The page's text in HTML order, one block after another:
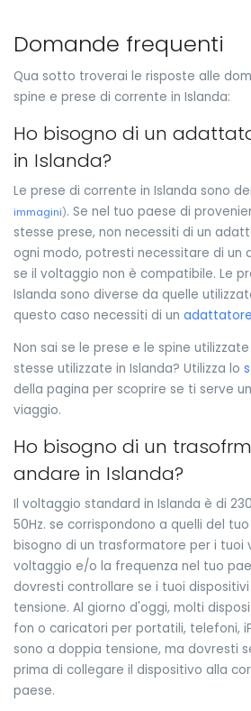
Domande frequenti
Qua sotto troverai le risposte alle
spine e prese di corrente in Islanda:
Ho bisogno di un
in Islanda?
Le prese di corrente in Islanda sono
immagini). Se nel tuo paese di
stesse prese, non necessiti di un
ogni modo, potresti necessitare di
se il voltaggio non è compatibile. Le
Islanda sono diverse da quelle
questo caso necessiti di un
Non sai se le prese e le spine
stesse utilizzate in Islanda? Utilizza lo
della pagina per scoprire se ti serve
viaggio.
Ho bisogno di un
andare in Islanda?
Il voltaggio standard in Islanda è di
50Hz. se corrispondono a quelli del
bisogno di un trasformatore per i tuoi
voltaggio e/o la frequenza nel tuo
dovresti controllare se i tuoi
tensione. Al giorno d'oggi, molti
fon o caricatori per portatili, telefoni,
sono a doppia tensione, ma dovresti
prima di collegare il dispositivo alla
paese.